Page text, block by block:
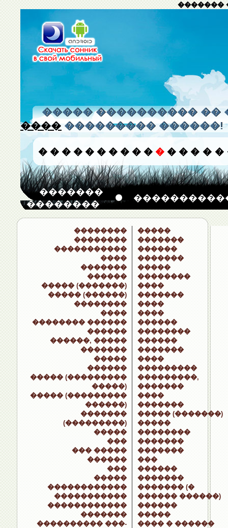
�������
����� ���������� ��
���� ��������� ������!
� � � � � � � � � � � � � � � �
�������
��������
��������
��������
�����������
����
�������
������
����� (�������)
����� (������)
��������
����
�������� ������
������
������, �����
�������
�����
������
����� (���������
�����)
����� (���������
������)
�������
(���������)
�����
���
��� �����
������
���
�����
������������
�����������
������������
�������
���������� ���-
�����
�������
������
�������
�����
��������
����
�������
����
����
������
��������
������
�������
����
���������
���������,
�������
����
�������
����� (�������)
�����
��������
�������
�������
���
������
�������
������� (�
������ ������)
������
�����
���� � ������